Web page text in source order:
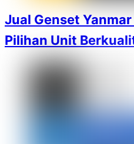
Jual Genset
Pilihan Unit